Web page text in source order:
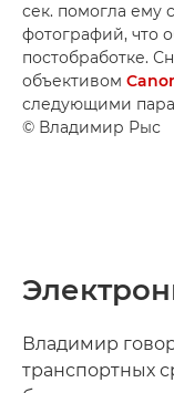
сек. помогла ему
фотографий, что
постобработке.
объективом
следующими
© Владимир Рыс
Владимир
транспортных